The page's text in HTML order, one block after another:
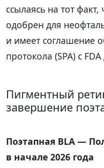
ссылаясь на тот
одобрен для
и имеет соглашение
протокола (SPA) с
Пигментный
завершение
Поэтапная BLA —
в начале 2026 года